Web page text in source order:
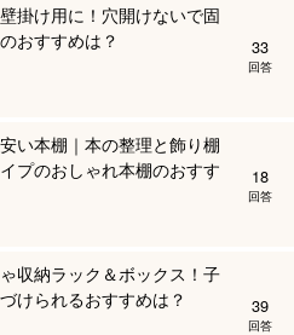
掛け用に！穴開けないで固
おすすめは？
33
回答
い本棚｜本の整理と飾り棚
プのおしゃれ本棚のおすす
18
回答
収納ラック＆ボックス！子
けられるおすすめは？
39
回答